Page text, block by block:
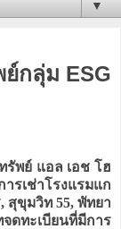
▼
กลุ่ม ESG
รัพย์ แอล เอช โฮ
รเช่าโรงแรมแก
สุขุมวิท 55, พัทยา
ดทะเบียนที่มีการ